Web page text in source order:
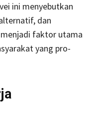
ini menyebutkan
dan
menjadi faktor utama
yang pro-